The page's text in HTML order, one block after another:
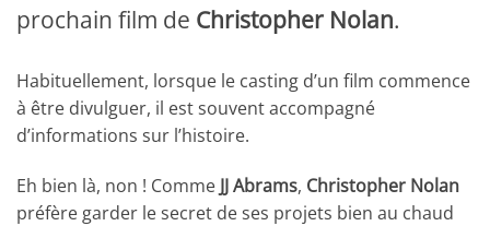
prochain film de Christopher Nolan.
Habituellement, lorsque le casting d’un film commence
à être divulguer, il est souvent accompagné
d’informations sur l’histoire.
Eh bien là, non ! Comme JJ Abrams, Christopher Nolan
préfère garder le secret de ses projets bien au chaud